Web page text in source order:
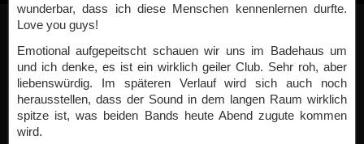
wunderbar, dass ich diese Menschen kennenlernen durfte.
Love you guys!
Emotional aufgepeitscht schauen wir uns im Badehaus um
und ich denke, es ist ein wirklich geiler Club. Sehr roh, aber
liebenswürdig. Im späteren Verlauf wird sich auch noch
herausstellen, dass der Sound in dem langen Raum wirklich
spitze ist, was beiden Bands heute Abend zugute kommen
wird.